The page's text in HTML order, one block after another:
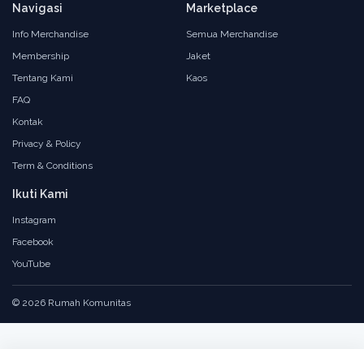
Navigasi
Info Merchandise
Membership
Tentang Kami
FAQ
Kontak
Privacy & Policy
Term & Conditions
Marketplace
Semua Merchandise
Jaket
Kaos
Ikuti Kami
Instagram
Facebook
YouTube
© 2026 Rumah Komunitas